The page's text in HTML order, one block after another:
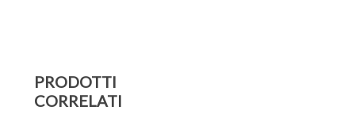
PRODOTTI
CORRELATI